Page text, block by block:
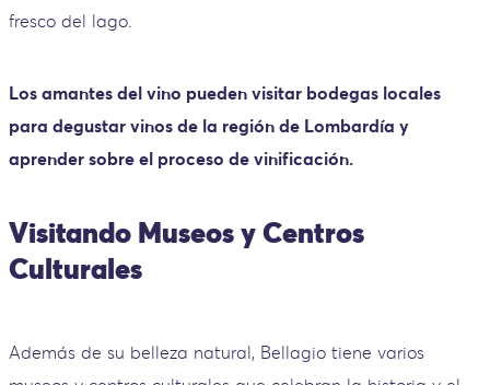
fresco del lago.
Los amantes del vino pueden visitar bodegas locales
para degustar vinos de la región de Lombardía y
aprender sobre el proceso de vinificación.
Visitando Museos y Centros
Culturales
Además de su belleza natural, Bellagio tiene varios